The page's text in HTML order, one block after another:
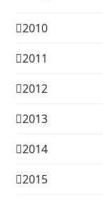
2010
2011
2012
2013
2014
2015